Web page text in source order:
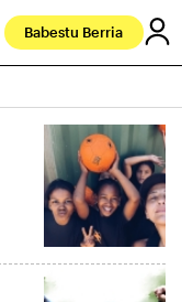
Babestu Berria